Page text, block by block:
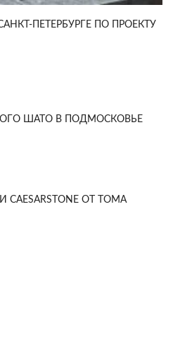
ПЕТЕРБУРГЕ ПО ПРОЕКТУ
ШАТО В ПОДМОСКОВЬЕ
ОТ ТОМА